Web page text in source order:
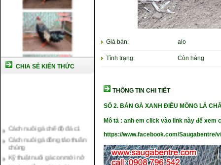
CHIA SẺ KIẾN THỨC
Cách nuôi gà đông tảo thuần
chủng
Kỹ thuật nuôi gà con mới nở
Hướng dẫn nuôi gà đá
Giá bán: alo
Tình trạng: Còn hàng
THÔNG TIN CHI TIẾT
SỐ 2. BÁN GÀ XANH ĐIỀU MỒNG LÁ
Mô tả : anh em click vào link này để xem
https://www.facebook.com/Saugabentre/